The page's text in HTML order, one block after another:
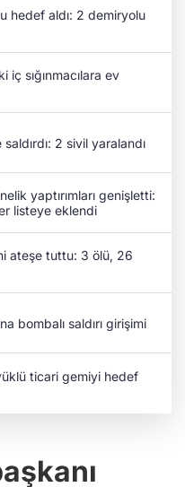
hedef aldı: 2 demiryolu
iç sığınmacılara ev
2 sivil yaralandı
yaptırımları genişletti:
listeye eklendi
ateşe tuttu: 3 ölü, 26
bombalı saldırı girişimi
ticari gemiyi hedef